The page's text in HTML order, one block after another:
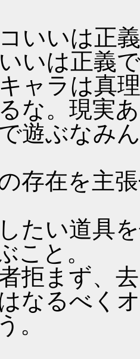
いいは正
いは正義
ャラは真
な。現実
遊ぶなみ
存在を主
たい道具
こと。
拒まず、
なるべく
。